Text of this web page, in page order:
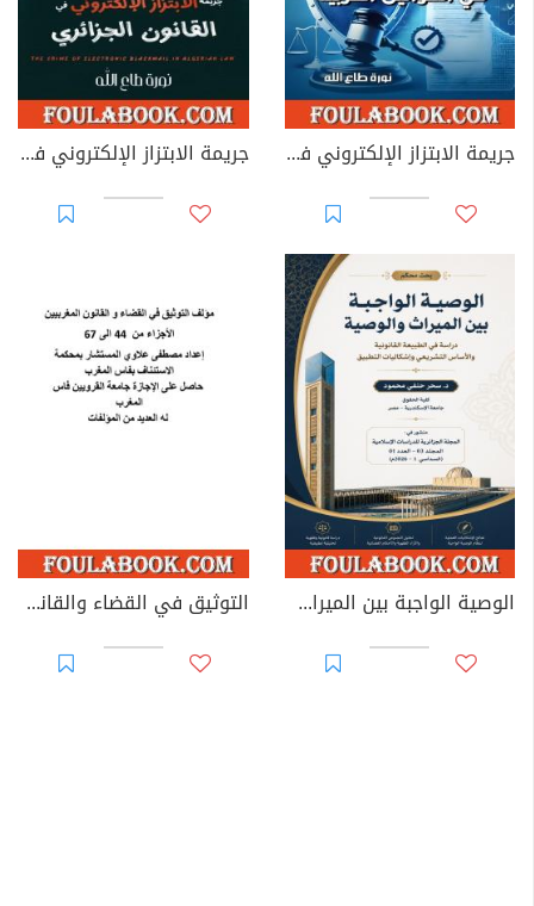
جريمة الابتزاز الإلكتروني في القوانين العربية جريمة الابتزاز الإلكتروني في القانون الجزائري
الوصية الواجبة بين الميراث والوصية: دراسة في الطبيعة القانونية والأساس التشريعي وإشكاليات التطبيق التوثيق في القضاء والقانون المغربيين - الأجزاء من 44 إلى 67